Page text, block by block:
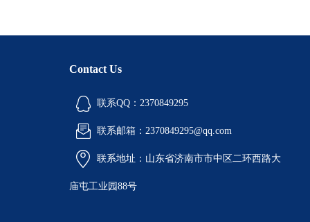
Contact Us
联系QQ：2370849295
联系邮箱：2370849295@qq.com
联系地址：山东省济南市市中区二环西路大
庙屯工业园88号